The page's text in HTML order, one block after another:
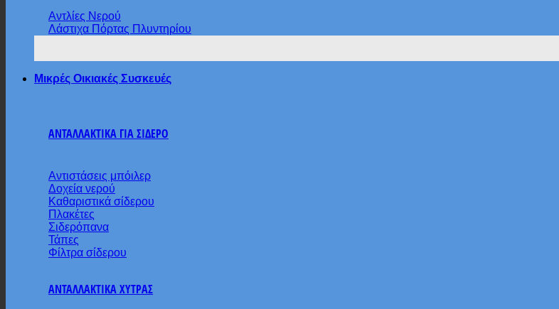
Αντλίες Νερού
Λάστιχα Πόρτας Πλυντηρίου
Μικρές Οικιακές Συσκευές
ΑΝΤΑΛΛΑΚΤΙΚΑ ΓΙΑ ΣΙΔΕΡΟ
Αντιστάσεις μπόιλερ
Δοχεία νερού
Καθαριστικά σίδερου
Πλακέτες
Σιδερόπανα
Τάπες
Φίλτρα σίδερου
ΑΝΤΑΛΛΑΚΤΙΚΑ ΧΥΤΡΑΣ